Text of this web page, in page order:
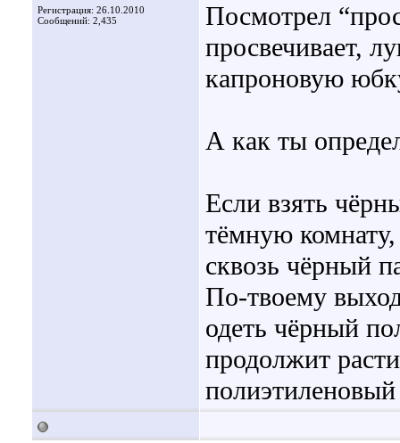
Регистрация: 26.10.2010
Сообщений: 2,435
Посмотрел
просвечивает,
капроновую
А как ты
Если взять
тёмную
сквозь чёрный
По-твоему
одеть чёрный
продолжит